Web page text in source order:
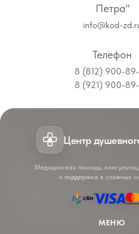
8 (812) 900-
8 (921) 900-
info@kod-
Телефон
Петра"
Центр
Медицинская помощь,
и поддержка в сложных
МЕНЮ